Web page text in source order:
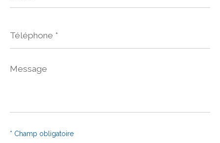
*
Message
*
* Champ obligatoire